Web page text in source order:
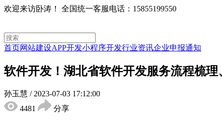
欢迎来访卧涛！ 全国统一客服电话：15855199550
首页网站建设APP开发小程序开发行业资讯企业申报通知
软件开发！湖北省软件开发服务流程梳理
孙玉慧 / 2023-07-03 17:12:00
4481
分享